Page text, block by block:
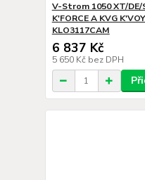
V-Strom 1050 XT/DE/
K'FORCE A KVG
KLO3117CAM
6 837 Kč
5 650 Kč bez DPH